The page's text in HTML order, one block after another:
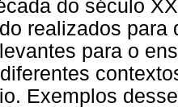
do século
realizados para
para o
Exemplos